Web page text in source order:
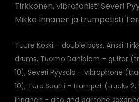
Tirkkonen, vibrafonisti Severi
Mikko Innanen ja trumpetisti
Tuure Koski – double bass, Anssi
drums, Tuomo Dahlblom – guitar
10), Severi Pyysalo – vibraphone
10), Tero Saarti – trumpet (tracks 2,
Innanen – alto and baritone